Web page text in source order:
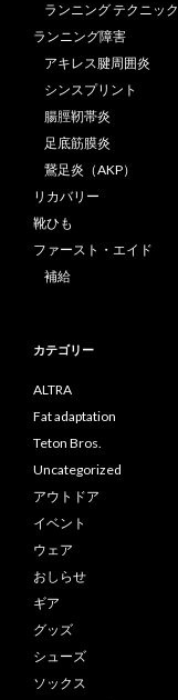
ランニング テクニック
ランニング障害
アキレス腱周囲炎
シンスプリント
腸脛靭帯炎
足底筋膜炎
鵞足炎（AKP）
リカバリー
靴ひも
ファースト・エイド
補給
カテゴリー
ALTRA
Fat adaptation
Teton Bros.
Uncategorized
アウトドア
イベント
ウェア
おしらせ
ギア
グッズ
シューズ
ソックス